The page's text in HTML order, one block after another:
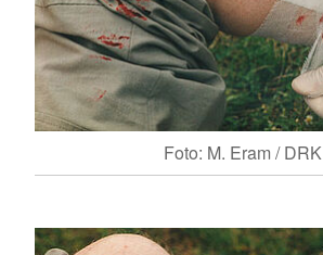
Foto: M. Eram / DRK